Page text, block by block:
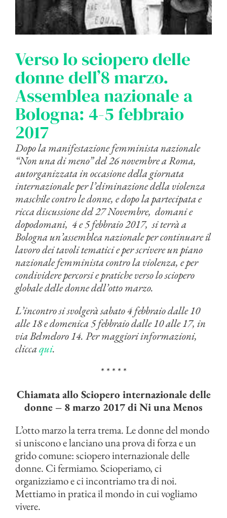
Verso lo sciopero delle
donne dell’8 marzo.
Assemblea nazionale a
Bologna: 4-5 febbraio
2017
Dopo la manifestazione femminista nazionale
“Non una di meno” del 26 novembre a Roma,
autorganizzata in occasione della giornata
internazionale per l’eliminazione della violenza
maschile contro le donne, e dopo la partecipata e
ricca discussione del 27 Novembre, domani e
dopodomani, 4 e 5 febbraio 2017, si terrà a
Bologna un’assemblea nazionale per continuare il
lavoro dei tavoli tematici e per scrivere un piano
nazionale femminista contro la violenza, e per
condividere percorsi e pratiche verso lo sciopero
globale delle donne dell’otto marzo.
L’incontro si svolgerà sabato 4 febbraio dalle 10
alle 18 e domenica 5 febbraio dalle 10 alle 17, in
via Belmeloro 14. Per maggiori informazioni,
cliccaqui.
* * * * *
Chiamata allo Sciopero internazionale delle
donne – 8 marzo 2017 di Ni una Menos
L’otto marzo la terra trema. Le donne del mondo
si uniscono e lanciano una prova di forza e un
grido comune: sciopero internazionale delle
donne. Ci fermiamo. Scioperiamo, ci
organizziamo e ci incontriamo tra di noi.
Mettiamo in pratica il mondo in cui vogliamo
vivere.